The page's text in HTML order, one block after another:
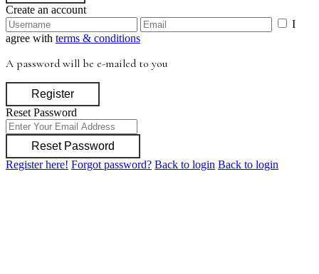
Create an account
I
agree with terms & conditions
A password will be e-mailed to you
Register
Reset Password
Reset Password
Register here! Forgot password? Back to login Back to login